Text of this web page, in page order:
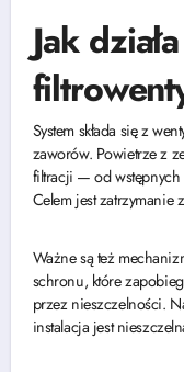
Jak
System składa się z
zaworów. Powietrze z
filtracji — od wstępnych
Celem jest zatrzymanie
Ważne są też
schronu, które
przez nieszczelności.
instalacja jest